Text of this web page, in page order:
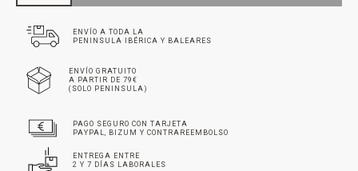
ENVÍO A TODA LA
PENINSULA IBÉRICA Y BALEARES
ENVÍO GRATUITO
A PARTIR DE 79€
(SOLO PENINSULA)
PAGO SEGURO CON TARJETA
PAYPAL, BIZUM Y CONTRAREEMBOLSO
ENTREGA ENTRE
2 Y 7 DÍAS LABORALES